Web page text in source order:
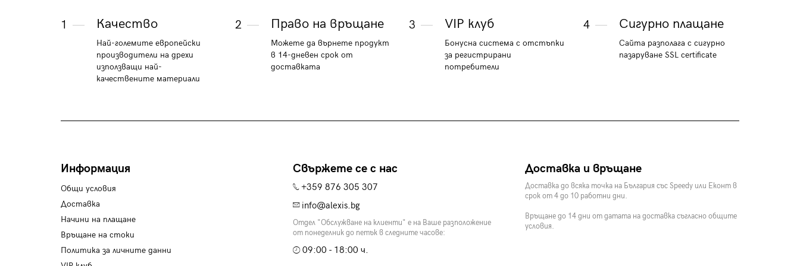
1 Качество
Най-големите европейски
производители на дрехи
използващи най-
качествените материали
2 Право на връщане
Можете да върнете продукт
в 14-дневен срок от
доставката
3 VIP клуб
Бонусна система с отстъпки
за регистрирани
потребители
4 Сигурно плащане
Сайта разполага с сигурно
пазаруване SSL certificate
Информация
Общи условия
Доставка
Начини на плащане
Връщане на стоки
Политика за личните данни
Свържете се с нас
+359 876 305 307
info@alexis.bg
Отдел "Обслужване на клиенти" е на Ваше разположение
от понеделник до петък в следните часове:
09:00 - 18:00 ч.
Доставка и връщане
Доставка до всяка точка на България със Speedy или Еконт в
срок от 4 до 10 работни дни.
Връщане до 14 дни от датата на доставка съгласно общите
условия.